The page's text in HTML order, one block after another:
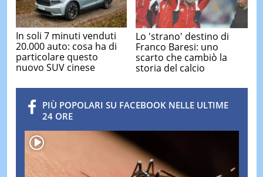
In soli 7 minuti venduti
20.000 auto: cosa ha di
particolare questo
nuovo SUV cinese
Lo 'strano' destino di
Franco Baresi: uno
scarto che cambiò la
storia del calcio
PIÙ POPOLARI SU FACEBOOK NELLE ULTIME
24 ORE